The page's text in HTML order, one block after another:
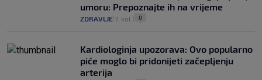
umoru: Prepoznajte ih na vrijeme
ZDRAVLJE 7. kol. 0
Kardiologinja upozorava: Ovo popularno
piće moglo bi pridonijeti začepljenju
arterija